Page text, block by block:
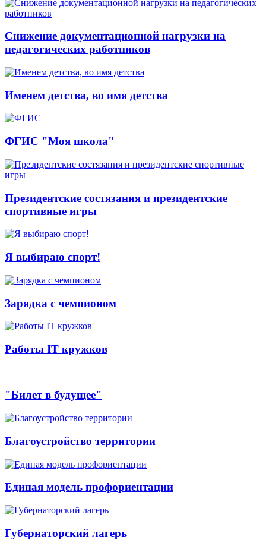
Снижение документационной нагрузки на
педагогических работников
Именем детства, во имя детства
ФГИС "Моя школа"
Президентские состязания и президентские
спортивные игры
Я выбираю спорт!
Зарядка с чемпионом
Работы IT кружков
"Билет в будущее"
Благоустройство территории
Единая модель профориентации
Губернаторский лагерь